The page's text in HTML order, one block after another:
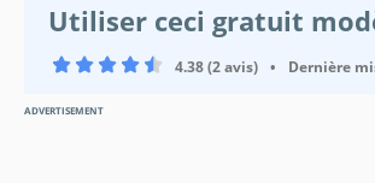
Utiliser ceci gratuit
4.38 (2 avis) • Dernière
ADVERTISEMENT